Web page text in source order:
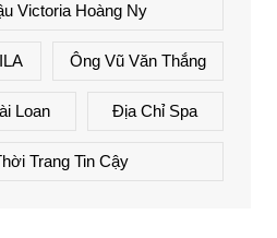
Victoria Hoàng Ny
Ông Vũ Văn Thắng
Loan Địa Chỉ Spa
Trang Tin Cậy